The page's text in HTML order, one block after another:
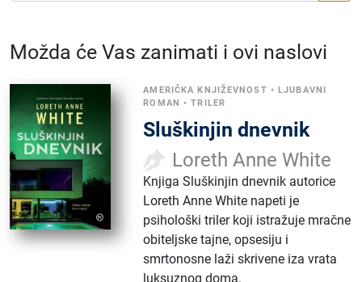
Možda će Vas zanimati i ovi naslovi
AMERIČKA KNJIŽEVNOST •LJUBAVNI
ROMAN •TRILER
Sluškinjin dnevnik
Loreth Anne White
Knjiga Sluškinjin dnevnik autorice
Loreth Anne White napeti je
psihološki triler koji istražuje mračne
obiteljske tajne, opsesiju i
smrtonosne laži skrivene iza vrata
luksuznog doma.